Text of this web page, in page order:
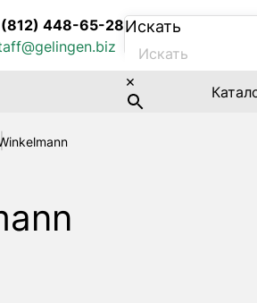
448-65-28Искать
×